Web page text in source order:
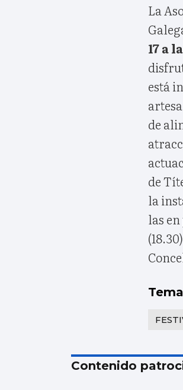
La
17 a
está
de
de
la
las
Contenido